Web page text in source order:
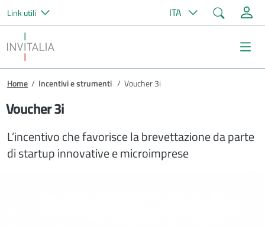
Salta al contenuto principale
Link utili ITA Cerca
Invitalia
Briciole di pane
Home / Incentivi e strumenti / Voucher 3i
Voucher 3i
L’incentivo che favorisce la brevettazione da parte
di startup innovative e microimprese